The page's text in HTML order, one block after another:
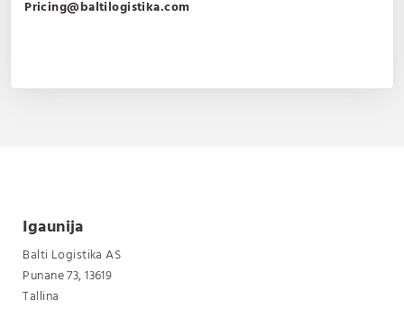
Pricing@baltilogistika.com
Igaunija
Balti Logistika AS
Punane 73, 13619
Tallina